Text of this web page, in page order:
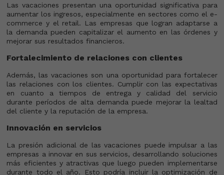
Las vacaciones presentan una oportunidad significativa para
aumentar los ingresos, especialmente en sectores como el e-
commerce y el retail. Las empresas que logran adaptarse a
la demanda pueden capitalizar el aumento en las órdenes y
mejorar sus resultados financieros.
Fortalecimiento de relaciones con clientes
Además, las vacaciones son una oportunidad para fortalecer
las relaciones con los clientes. Cumplir con las expectativas
en cuanto a tiempos de entrega y calidad del servicio
durante períodos de alta demanda puede mejorar la lealtad
del cliente y la reputación de la empresa.
Innovación en servicios
La presión adicional de las vacaciones puede impulsar a las
empresas a innovar en sus servicios, desarrollando soluciones
más eficientes y atractivas que luego pueden implementarse
durante todo el año. Esto podría incluir la optimización de